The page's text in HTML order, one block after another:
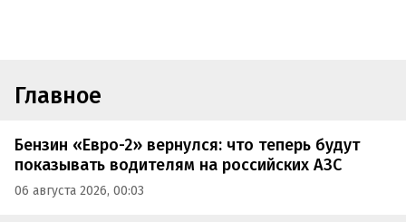
Главное
Бензин «Евро-2» вернулся: что теперь будут
показывать водителям на российских АЗС
06 августа 2026, 00:03